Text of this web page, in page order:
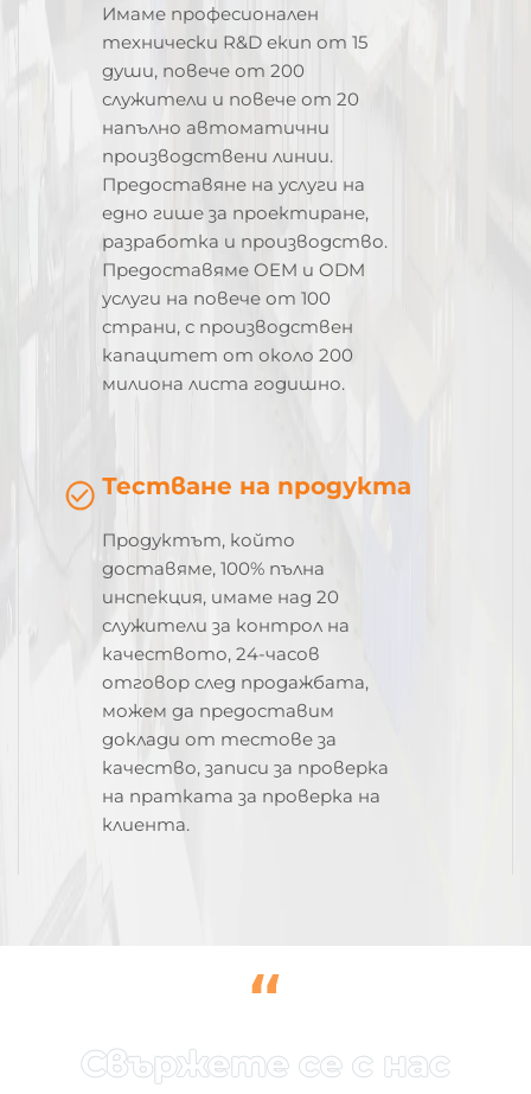
Имаме професионален
технически R&D екип от 15
души, повече от 200
служители и повече от 20
напълно автоматични
производствени линии.
Предоставяне на услуги на
едно гише за проектиране,
разработка и производство.
Предоставяме OEM и ODM
услуги на повече от 100
страни, с производствен
капацитет от около 200
милиона листа годишно.
Тестване на продукта
Продуктът, който
доставяме, 100% пълна
инспекция, имаме над 20
служители за контрол на
качеството, 24-часов
отговор след продажбата,
можем да предоставим
доклади от тестове за
качество, записи за проверка
на пратката за проверка на
клиента.
“